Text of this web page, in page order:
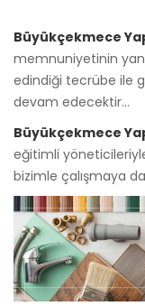
Büyükçekmece
memnuniyetinin
edindiği tecrübe ile
devam edecektir...
Büyükçekmece
eğitimli
bizimle çalışmaya